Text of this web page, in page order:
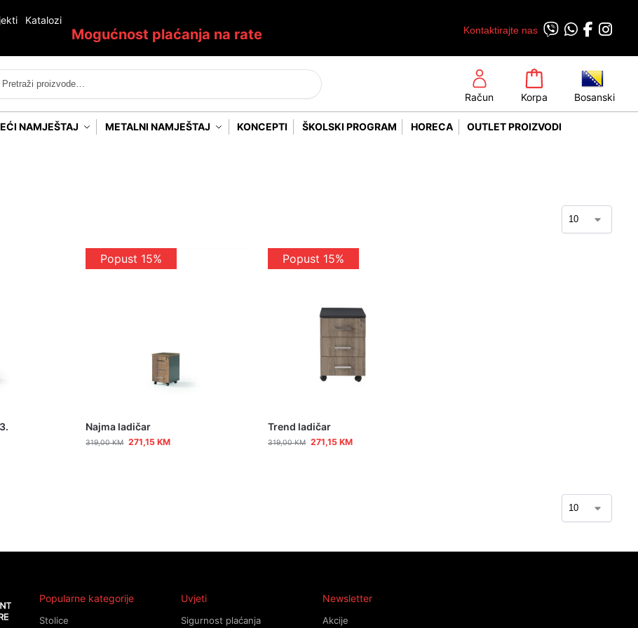
Katalozi
Mogućnost plaćanja na rate Kontaktirajte nas
Pretraži
Račun Korpa Bosanski
NAMJEŠTAJ METALNI NAMJEŠTAJ KONCEPTI ŠKOLSKI PROGRAM HORECA OUTLET PROIZVODI
Popust 15%
Najma ladičar
319,00KM 271,15 KM
Popust 15%
Trend ladičar
319,00KM 271,15 KM
Popularne kategorije
Stolice
Uvjeti
Sigurnost plaćanja
Newsletter
Akcije